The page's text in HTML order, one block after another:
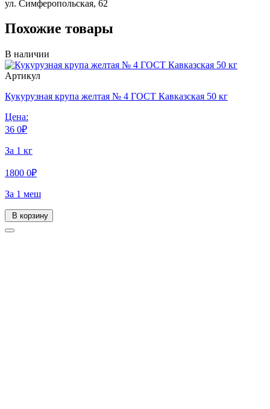
ул. Симферопольская, 62
Похожие товары
В наличии
Артикул
Кукурузная крупа желтая № 4 ГОСТ Кавказская 50 кг
Цена:
36 0₽
За 1 кг
1800 0₽
За 1 меш
В корзину